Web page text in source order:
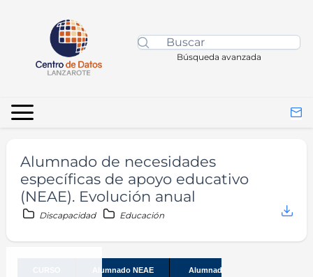
Búsqueda avanzada
Alumnado de necesidades
específicas de apoyo educativo
(NEAE). Evolución anual
Discapacidad Educación